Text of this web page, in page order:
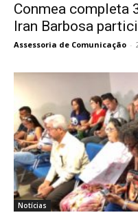
Conmea completa
Iran Barbosa
Assessoria de Comunicação -
Notícias